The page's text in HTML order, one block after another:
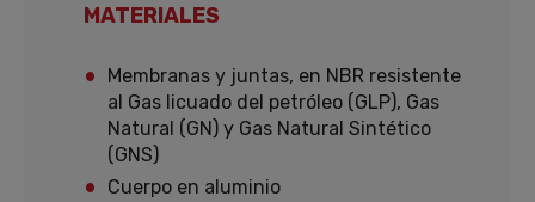
MATERIALES
Membranas y juntas, en NBR resistente
al Gas licuado del petróleo (GLP), Gas
Natural (GN) y Gas Natural Sintético
(GNS)
Cuerpo en aluminio